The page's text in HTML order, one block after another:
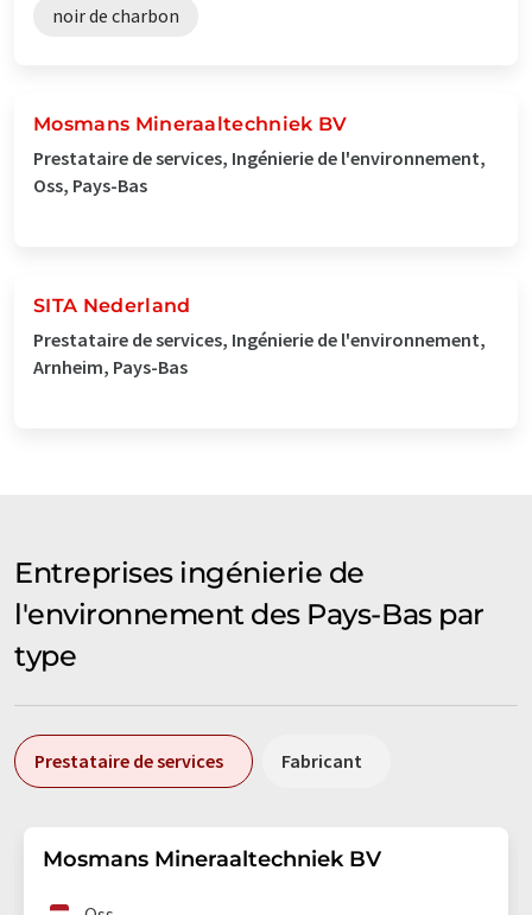
noir de charbon
Mosmans Mineraaltechniek BV
Prestataire de services, Ingénierie de l'environnement,
Oss, Pays-Bas
SITA Nederland
Prestataire de services, Ingénierie de l'environnement,
Arnheim, Pays-Bas
Entreprises ingénierie de
l'environnement des Pays-Bas par
type
Prestataire de services Fabricant
Mosmans Mineraaltechniek BV